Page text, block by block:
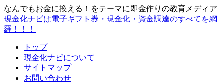
なんでもお金に換える！をテーマに即金作りの教育メディア
現金化ナビは電子ギフト券・現金化・資金調達のすべてを網
羅！！！
トップ
現金化ナビについて
サイトマップ
お問い合わせ